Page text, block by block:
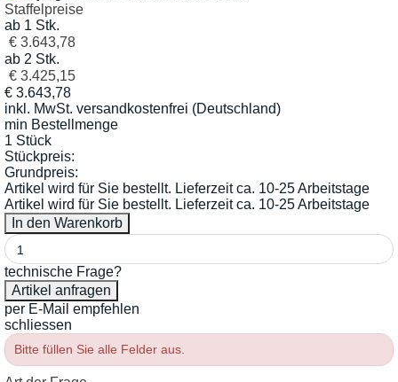
Staffelpreise
ab 1 Stk.
€ 3.643,78
ab 2 Stk.
€ 3.425,15
€ 3.643,78
inkl. MwSt. versandkostenfrei (Deutschland)
min Bestellmenge
1 Stück
Stückpreis:
Grundpreis:
Artikel wird für Sie bestellt. Lieferzeit ca. 10-25 Arbeitstage
Artikel wird für Sie bestellt. Lieferzeit ca. 10-25 Arbeitstage
technische Frage?
per E-Mail empfehlen
schliessen
Bitte füllen Sie alle Felder aus.